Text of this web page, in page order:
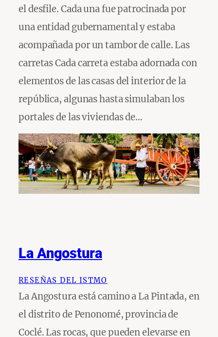
el desfile. Cada una fue patrocinada por
una entidad gubernamental y estaba
acompañada por un tambor de calle. Las
carretas Cada carreta estaba adornada con
elementos de las casas del interior de la
república, algunas hasta simulaban los
portales de las viviendas de…
La Angostura
RESEÑAS DEL ISTMO
La Angostura está camino a La Pintada, en
el distrito de Penonomé, provincia de
Coclé. Las rocas, que pueden elevarse en